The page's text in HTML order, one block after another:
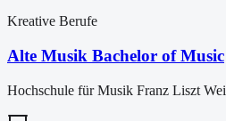
Kreative Berufe
Alte Musik Bachelor of Music
Hochschule für Musik Franz Liszt